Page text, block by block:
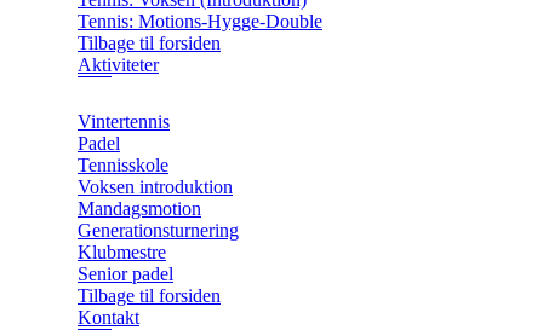
Tennis: Motions-Hygge-Double
Tilbage til forsiden
Aktiviteter
Vintertennis
Padel
Tennisskole
Voksen introduktion
Mandagsmotion
Generationsturnering
Klubmestre
Senior padel
Tilbage til forsiden
Kontakt